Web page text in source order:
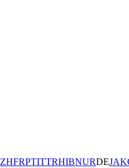
ZHFRPTITTRHIBNURDEJA